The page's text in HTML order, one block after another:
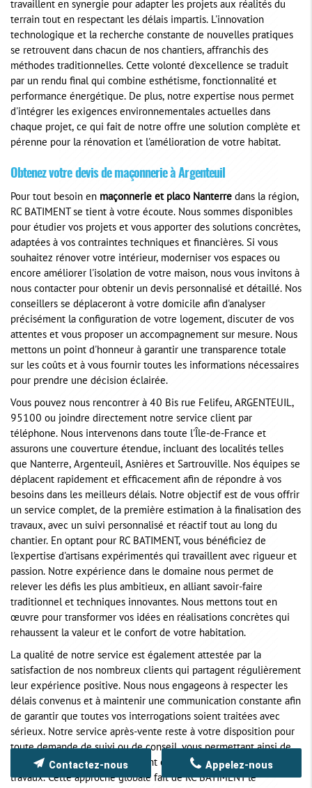
travaillent en synergie pour adapter les projets aux réalités du
terrain tout en respectant les délais impartis. L'innovation
technologique et la recherche constante de nouvelles pratiques
se retrouvent dans chacun de nos chantiers, affranchis des
méthodes traditionnelles. Cette volonté d'excellence se traduit
par un rendu final qui combine esthétisme, fonctionnalité et
performance énergétique. De plus, notre expertise nous permet
d'intégrer les exigences environnementales actuelles dans
chaque projet, ce qui fait de notre offre une solution complète et
pérenne pour la rénovation et l'amélioration de votre habitat.
Obtenez votre devis de maçonnerie à Argenteuil
Pour tout besoin en maçonnerie et placo Nanterre dans la région,
RC BATIMENT se tient à votre écoute. Nous sommes disponibles
pour étudier vos projets et vous apporter des solutions concrètes,
adaptées à vos contraintes techniques et financières. Si vous
souhaitez rénover votre intérieur, moderniser vos espaces ou
encore améliorer l'isolation de votre maison, nous vous invitons à
nous contacter pour obtenir un devis personnalisé et détaillé. Nos
conseillers se déplaceront à votre domicile afin d'analyser
précisément la configuration de votre logement, discuter de vos
attentes et vous proposer un accompagnement sur mesure. Nous
mettons un point d'honneur à garantir une transparence totale
sur les coûts et à vous fournir toutes les informations nécessaires
pour prendre une décision éclairée.
Vous pouvez nous rencontrer à 40 Bis rue Felifeu, ARGENTEUIL,
95100 ou joindre directement notre service client par
téléphone. Nous intervenons dans toute l'Île-de-France et
assurons une couverture étendue, incluant des localités telles
que Nanterre, Argenteuil, Asnières et Sartrouville. Nos équipes se
déplacent rapidement et efficacement afin de répondre à vos
besoins dans les meilleurs délais. Notre objectif est de vous offrir
un service complet, de la première estimation à la finalisation des
travaux, avec un suivi personnalisé et réactif tout au long du
chantier. En optant pour RC BATIMENT, vous bénéficiez de
l'expertise d'artisans expérimentés qui travaillent avec rigueur et
passion. Notre expérience dans le domaine nous permet de
relever les défis les plus ambitieux, en alliant savoir-faire
traditionnel et techniques innovantes. Nous mettons tout en
œuvre pour transformer vos idées en réalisations concrètes qui
rehaussent la valeur et le confort de votre habitation.
La qualité de notre service est également attestée par la
satisfaction de nos nombreux clients qui partagent régulièrement
leur expérience positive. Nous nous engageons à respecter les
délais convenus et à maintenir une communication constante afin
de garantir que toutes vos interrogations soient traitées avec
sérieux. Notre service après-vente reste à votre disposition pour
toute demande de suivi ou de conseil, vous permettant ainsi de
bénéficier d'un accompagnement continu même après la fin des
travaux. Cette approche globale fait de RC BATIMENT le
Appelez-nous
Contactez-nous